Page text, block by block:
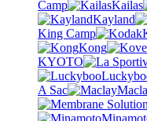
Camp
Kailas
Kayland
King Camp
Kong
KYOTO
A Sac